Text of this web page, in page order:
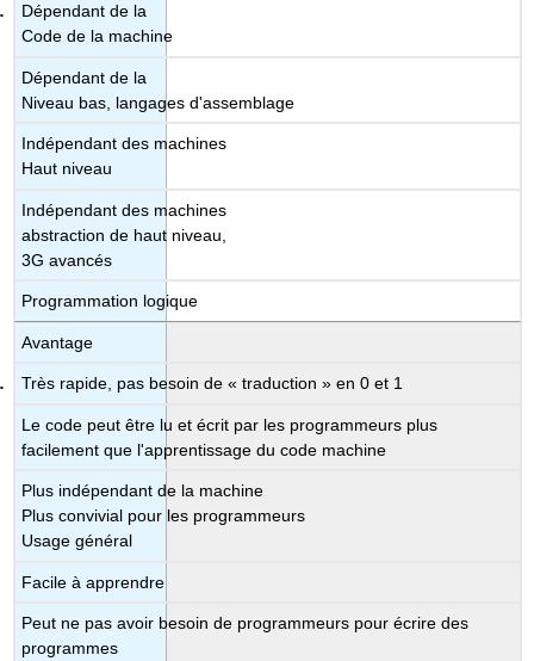
Dépendant de la
Code de la machine
Dépendant de la
Niveau bas, langages d'assemblage
Indépendant des machines
Haut niveau
Indépendant des machines
abstraction de haut niveau,
3G avancés
Programmation logique
Avantage
Très rapide, pas besoin de « traduction » en 0 et 1
Le code peut être lu et écrit par les programmeurs plus
facilement que l'apprentissage du code machine
Plus indépendant de la machine
Plus convivial pour les programmeurs
Usage général
Facile à apprendre
Peut ne pas avoir besoin de programmeurs pour écrire des
programmes